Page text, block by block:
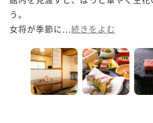
う。
女将が季節に... 続きをよむ